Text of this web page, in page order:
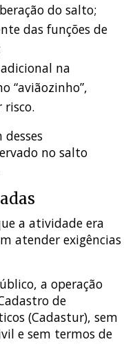
do salto;
das funções de
na
“aviãozinho”,
desses
no salto
a atividade era
atender exigências
a operação
de
(Cadastur), sem
e sem termos de